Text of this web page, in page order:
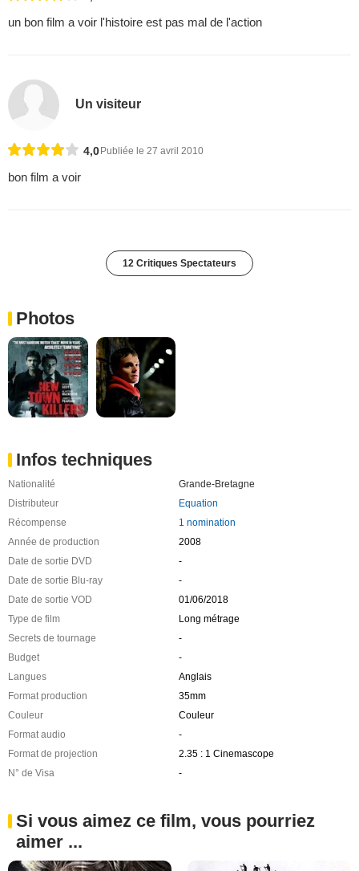
un bon film a voir l'histoire est pas mal de l'action
Un visiteur
4,0 Publiée le 27 avril 2010
bon film a voir
12 Critiques Spectateurs
Photos
Infos techniques
Nationalité
Grande-Bretagne
Distributeur
Equation
Récompense
1 nomination
Année de production
2008
Date de sortie DVD
-
Date de sortie Blu-ray
-
Date de sortie VOD
01/06/2018
Type de film
Long métrage
Secrets de tournage
-
Budget
-
Langues
Anglais
Format production
35mm
Couleur
Couleur
Format audio
-
Format de projection
2.35 : 1 Cinemascope
N° de Visa
-
Si vous aimez ce film, vous pourriez
aimer ...